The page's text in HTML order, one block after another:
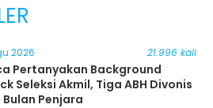
2026 21.996 kali
Pertanyakan Background
Seleksi Akmil, Tiga ABH Divonis
Bulan Penjara